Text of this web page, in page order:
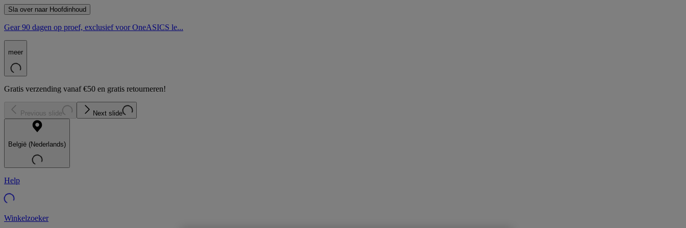
Sla over naar Hoofdinhoud
Gear 90 dagen op proef, exclusief voor OneASICS le...
meer
Gratis verzending vanaf €50 en gratis retourneren!
Previous slide Next slide
België (Nederlands)
Help
Winkelzoeker